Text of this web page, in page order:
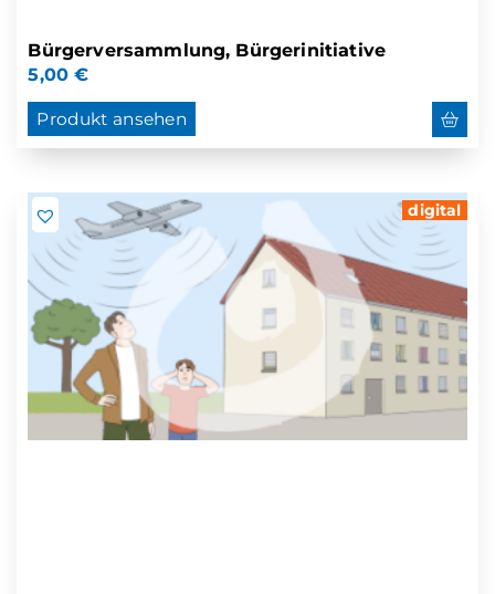
Bürgerversammlung, Bürgerinitiative
5,00€
Produkt ansehen
digital